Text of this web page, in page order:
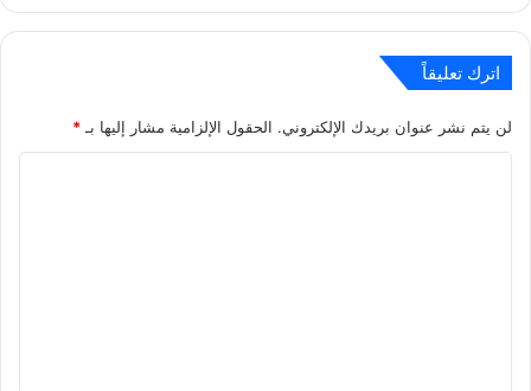
اترك تعليقاً
لن يتم نشر عنوان بريدك الإلكتروني. الحقول الإلزامية مشار إليها بـ *